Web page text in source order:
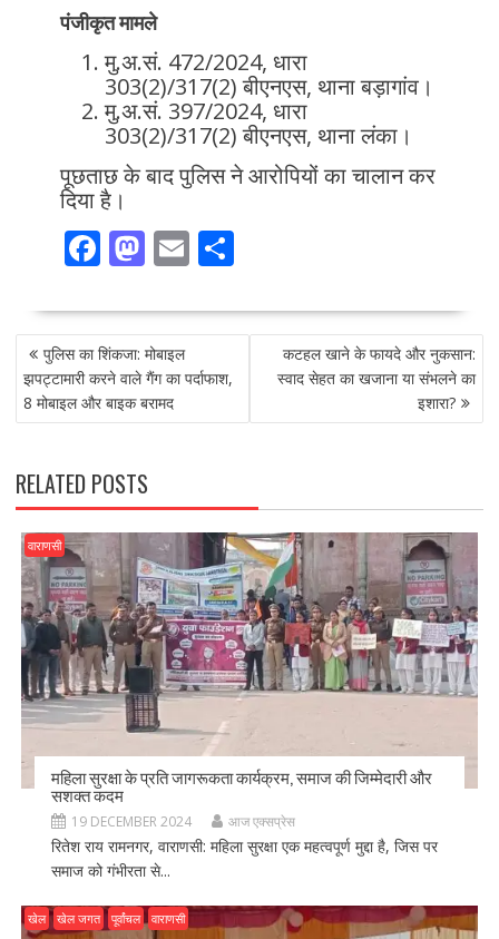
पंजीकृत मामले
मु.अ.सं. 472/2024, धारा
303(2)/317(2) बीएनएस, थाना बड़ागांव।
मु.अ.सं. 397/2024, धारा
303(2)/317(2) बीएनएस, थाना लंका।
पूछताछ के बाद पुलिस ने आरोपियों का चालान कर
दिया है।
F
e
b
o
o
k
M
to
d
o
n
E
ai
S
ar
POST
NAVIGATION
पुलिस का शिंकजा: मोबाइल
झपट्टामारी करने वाले गैंग का पर्दाफाश,
8 मोबाइल और बाइक बरामद
कटहल खाने के फायदे और नुकसान:
स्वाद सेहत का खजाना या संभलने का
इशारा?
RELATED POSTS
वाराणसी
महिला सुरक्षा के प्रति जागरूकता कार्यक्रम, समाज की जिम्मेदारी और
सशक्त कदम
19 DECEMBER 2024 आज एक्सप्रेस
रितेश राय रामनगर, वाराणसी: महिला सुरक्षा एक महत्वपूर्ण मुद्दा है, जिस पर
समाज को गंभीरता से...
खेल खेल जगत पूर्वांचल वाराणसी